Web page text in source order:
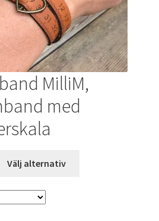
väljas
på
produktsidan
MilliM,
med
Välj alternativ